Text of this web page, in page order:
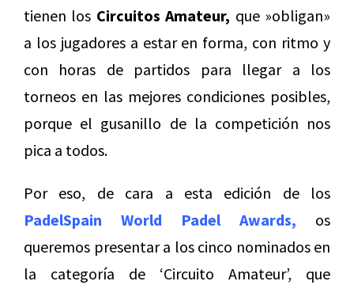
tienen los Circuitos Amateur, que »obligan»
a los jugadores a estar en forma, con ritmo y
con horas de partidos para llegar a los
torneos en las mejores condiciones posibles,
porque el gusanillo de la competición nos
pica a todos.
Por eso, de cara a esta edición de los
PadelSpain World Padel Awards, os
queremos presentar a los cinco nominados en
la categoría de ‘Circuito Amateur’, que